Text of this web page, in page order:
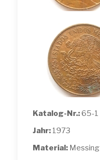
Katalog-Nr.:65-1
Jahr: 1973
Material: Messing